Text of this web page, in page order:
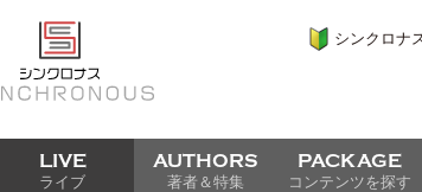
シンクロナ
LIVE
ライブ
AUTHORS
著者＆特集
PACKAGE
コンテンツを探す